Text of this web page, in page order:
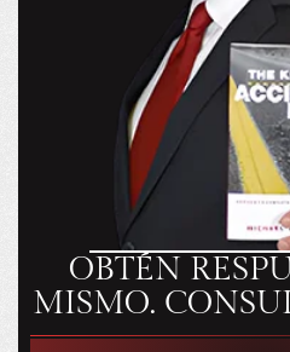
OBTÉN
MISMO.